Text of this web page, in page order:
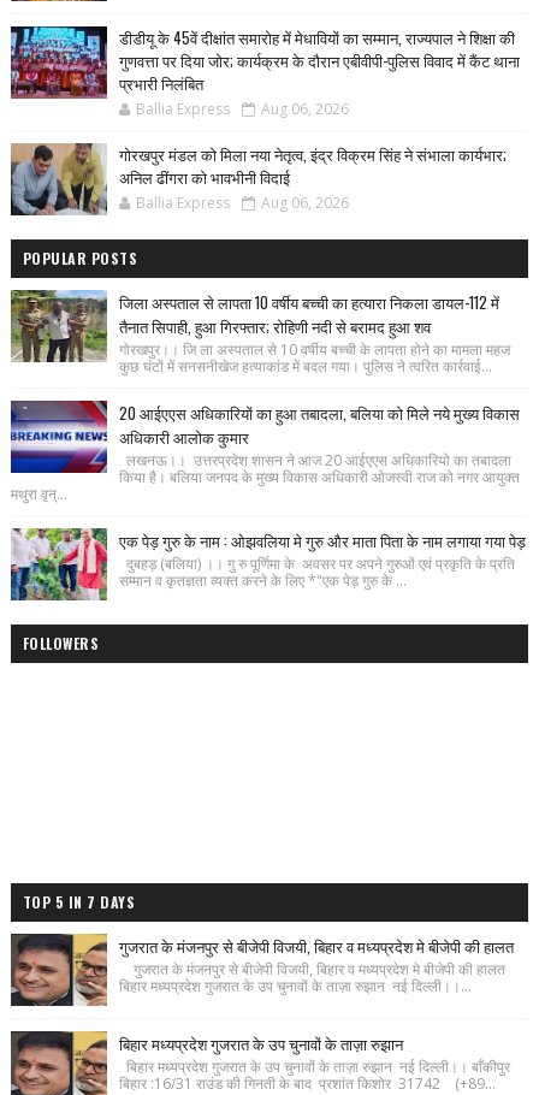
डीडीयू के 45वें दीक्षांत समारोह में मेधावियों का सम्मान, राज्यपाल ने शिक्षा की
गुणवत्ता पर दिया जोर; कार्यक्रम के दौरान एबीवीपी-पुलिस विवाद में कैंट थाना
प्रभारी निलंबित
Ballia Express Aug 06, 2026
गोरखपुर मंडल को मिला नया नेतृत्व, इंद्र विक्रम सिंह ने संभाला कार्यभार;
अनिल ढींगरा को भावभीनी विदाई
Ballia Express Aug 06, 2026
POPULAR POSTS
जिला अस्पताल से लापता 10 वर्षीय बच्ची का हत्यारा निकला डायल-112 में
तैनात सिपाही, हुआ गिरफ्तार; रोहिणी नदी से बरामद हुआ शव
गोरखपुर।। जि ला अस्पताल से 10 वर्षीय बच्ची के लापता होने का मामला महज
कुछ घंटों में सनसनीखेज हत्याकांड में बदल गया। पुलिस ने त्वरित कार्रवाई...
20 आईएएस अधिकारियों का हुआ तबादला, बलिया को मिले नये मुख्य विकास
अधिकारी आलोक कुमार
लखनऊ।। उत्तरप्रदेश शासन ने आज 20 आईएएस अधिकारियो का तबादला
किया है। बलिया जनपद के मुख्य विकास अधिकारी ओजस्वी राज को नगर आयुक्त
मथुरा वृन्...
एक पेड़ गुरु के नाम : ओझवलिया मे गुरु और माता पिता के नाम लगाया गया पेड़
दुबहड़ (बलिया) ।। गु रु पूर्णिमा के अवसर पर अपने गुरुओं एवं प्रकृति के प्रति
सम्मान व कृतज्ञता व्यक्त करने के लिए *"एक पेड़ गुरु के ...
FOLLOWERS
TOP 5 IN 7 DAYS
गुजरात के मंजनपुर से बीजेपी विजयी, बिहार व मध्यप्रदेश मे बीजेपी की हालत
गुजरात के मंजनपुर से बीजेपी विजयी, बिहार व मध्यप्रदेश मे बीजेपी की हालत
बिहार मध्यप्रदेश गुजरात के उप चुनावों के ताज़ा रुझान नई दिल्ली।।...
बिहार मध्यप्रदेश गुजरात के उप चुनावों के ताज़ा रुझान
बिहार मध्यप्रदेश गुजरात के उप चुनावों के ताज़ा रुझान नई दिल्ली।। बाँकीपुर
बिहार :16/31 राउंड की गिनती के बाद प्रशांत किशोर 31742 (+89...